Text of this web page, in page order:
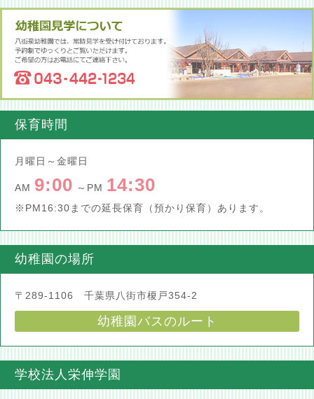
保育時間
月曜日～金曜日
AM 9:00 ～PM 14:30
※PM16:30までの延長保育（預かり保育）あります。
幼稚園の場所
〒289-1106 千葉県八街市榎戸354-2
幼稚園バスのルート
学校法人栄伸学園